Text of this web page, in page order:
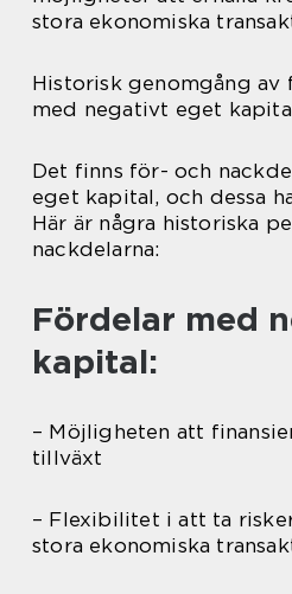
stora ekonomiska
Historisk genomgång av
med negativt eget
Det finns för- och
eget kapital, och dessa
Här är några historiska
nackdelarna:
Fördelar med
kapital:
– Möjligheten att
tillväxt
– Flexibilitet i att ta
stora ekonomiska